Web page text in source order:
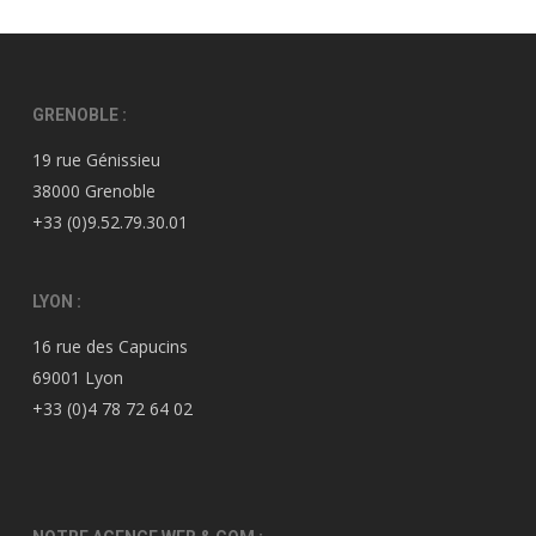
GRENOBLE :
19 rue Génissieu
38000 Grenoble
+33 (0)9.52.79.30.01
LYON :
16 rue des Capucins
69001 Lyon
+33 (0)4 78 72 64 02